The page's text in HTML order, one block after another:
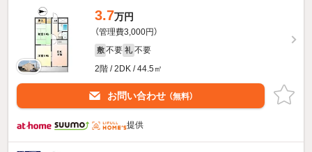
3.7万円
（管理費3,000円）
敷 不要 礼 不要
2階 / 2DK / 44.5㎡
お問い合わせ （無料）
提供